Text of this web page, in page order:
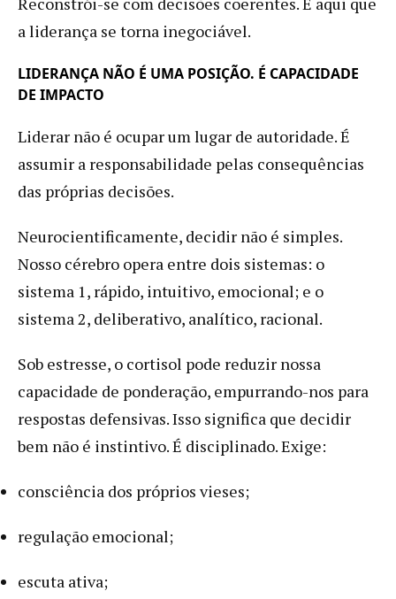
a liderança se torna inegociável.
LIDERANÇA NÃO É UMA POSIÇÃO. É CAPACIDADE
DE IMPACTO
Liderar não é ocupar um lugar de autoridade. É
assumir a responsabilidade pelas consequências
das próprias decisões.
Neurocientificamente, decidir não é simples.
Nosso cérebro opera entre dois sistemas: o
sistema 1, rápido, intuitivo, emocional; e o
sistema 2, deliberativo, analítico, racional.
Sob estresse, o cortisol pode reduzir nossa
capacidade de ponderação, empurrando-nos para
respostas defensivas. Isso significa que decidir
bem não é instintivo. É disciplinado. Exige:
consciência dos próprios vieses;
regulação emocional;
escuta ativa;